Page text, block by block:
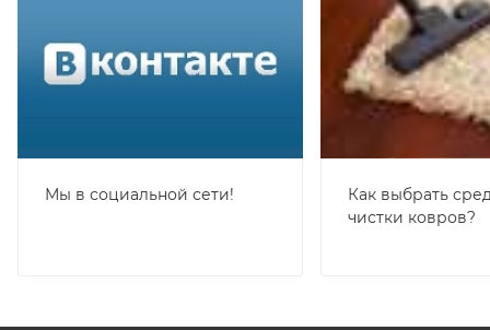
Мы в социальной сети!
Как выбрать
чистки ковров?